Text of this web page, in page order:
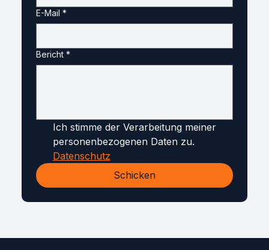
E-Mail *
Bericht *
Ich stimme der Verarbeitung meiner
Datenschutz
Schicken